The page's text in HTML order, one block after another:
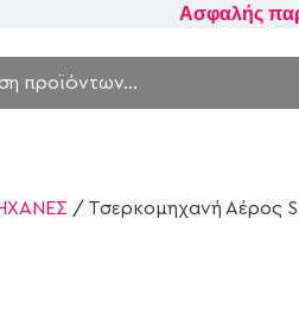
Ασφαλής
/ Τσερκομηχανή Αέρος